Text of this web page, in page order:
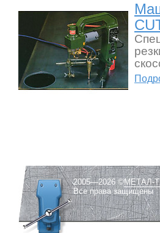
2005—2026 ©МЕТАЛ-
Все права защищены